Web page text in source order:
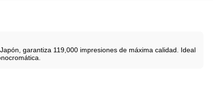
garantiza 119,000 impresiones de máxima calidad. Ideal